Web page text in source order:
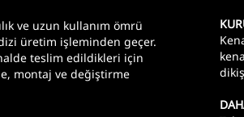
ve uzun kullanım ömrü
üretim işleminden geçer.
teslim edildikleri için
montaj ve değiştirme